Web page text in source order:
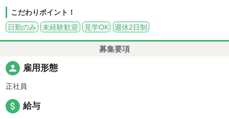
こだわりポイント！
日勤のみ
未経験歓迎 見学OK 週休2日制
募集要項
person 雇用形態
正社員
attach_money 給与